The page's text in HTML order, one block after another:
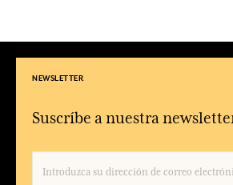
NEWSLETTER
Suscríbe a nuestra